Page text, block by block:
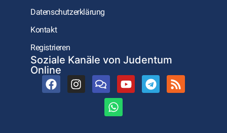
Datenschutzerklärung
Kontakt
Registrieren
Soziale Kanäle von Judentum
Online